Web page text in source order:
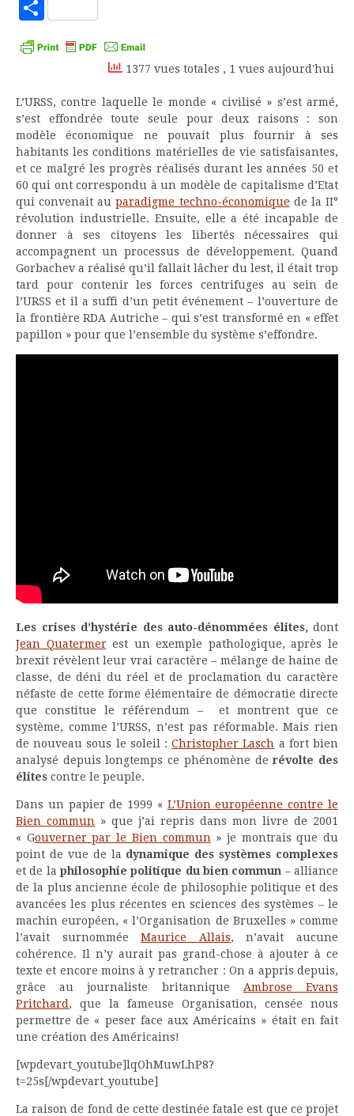
Partager
1377 vues totales , 1 vues aujourd'hui
L’URSS, contre laquelle le monde « civilisé » s’est armé,
s’est effondrée toute seule pour deux raisons : son
modèle économique ne pouvait plus fournir à ses
habitants les conditions matérielles de vie satisfaisantes,
et ce malgré les progrès réalisés durant les années 50 et
60 qui ont correspondu à un modèle de capitalisme d’Etat
qui convenait auparadigme techno-économique de la II°
révolution industrielle. Ensuite, elle a été incapable de
donner à ses citoyens les libertés nécessaires qui
accompagnent un processus de développement. Quand
Gorbachev a réalisé qu’il fallait lâcher du lest, il était trop
tard pour contenir les forces centrifuges au sein de
l’URSS et il a suffi d’un petit événement – l’ouverture de
la frontière RDA Autriche – qui s’est transformé en « effet
papillon » pour que l’ensemble du système s’effondre.
Les crises d’hystérie des auto-dénommées élites, dont
Jean Quatermerest un exemple pathologique, après le
brexit révèlent leur vrai caractère – mélange de haine de
classe, de déni du réel et de proclamation du caractère
néfaste de cette forme élémentaire de démocratie directe
que constitue le référendum – et montrent que ce
système, comme l’URSS, n’est pas réformable. Mais rien
de nouveau sous le soleil :Christopher Lasch a fort bien
analysé depuis longtemps ce phénomène derévolte des
élites contre le peuple.
Dans un papier de 1999 « L’Union européenne contre le
Bien commun » que j’ai repris dans mon livre de 2001
« Gouverner par le Bien commun » je montrais que du
point de vue de la dynamique des systèmes complexes
et de la philosophie politique du bien commun – alliance
de la plus ancienne école de philosophie politique et des
avancées les plus récentes en sciences des systèmes – le
machin européen, « l’Organisation de Bruxelles » comme
l’avait surnomméeMaurice Allais, n’avait aucune
cohérence. Il n’y aurait pas grand-chose à ajouter à ce
texte et encore moins à y retrancher : On a appris depuis,
grâce au journaliste britannique Ambrose Evans
Pritchard , que la fameuse Organisation, censée nous
permettre de « peser face aux Américains » était en fait
une création des Américains!
[wpdevart_youtube]lqOhMuwLhP8?
t=25s[/wpdevart_youtube]
La raison de fond de cette destinée fatale est que ce projet